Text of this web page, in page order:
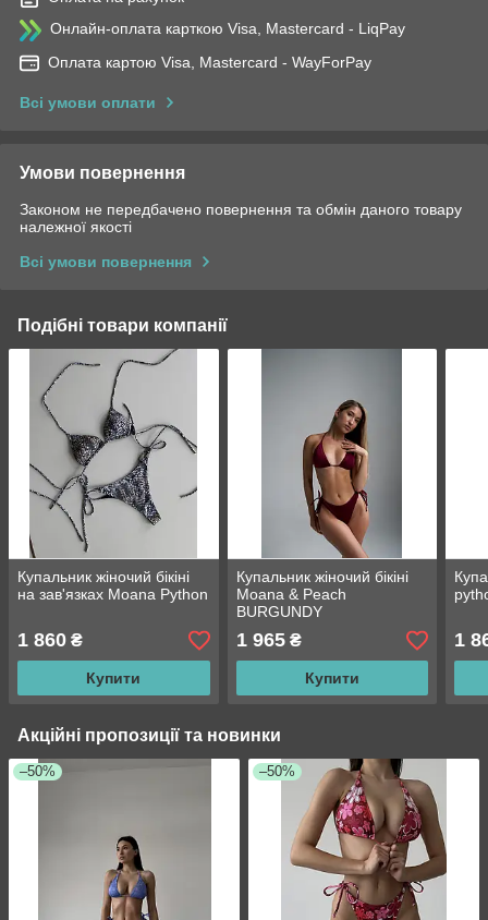
Онлайн-оплата карткою Visa, Mastercard - LiqPay
Оплата картою Visa, Mastercard - WayForPay
Всі умови оплати
Умови повернення
Законом не передбачено повернення та обмін даного товару
належної якості
Всі умови повернення
Подібні товари компанії
Купальник жіночий бікіні
на зав'язках Moana Python
1 860 ₴
Купити
Купальник жіночий бікіні
Moana & Peach
BURGUNDY
1 965₴
Купити
1
Акційні пропозиції та новинки
–50% –50%